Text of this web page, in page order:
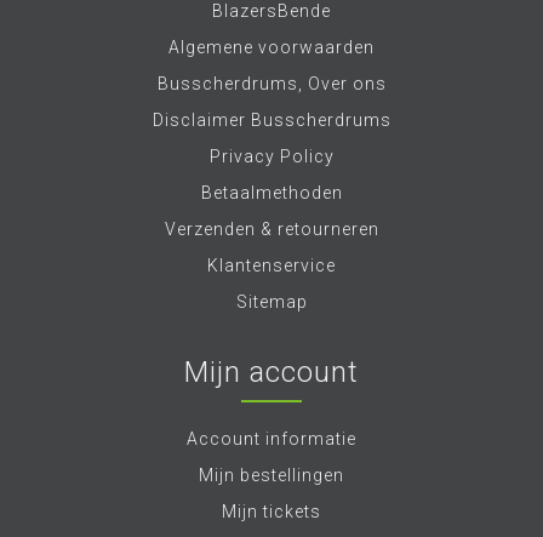
BlazersBende
Algemene voorwaarden
Busscherdrums, Over ons
Disclaimer Busscherdrums
Privacy Policy
Betaalmethoden
Verzenden & retourneren
Klantenservice
Sitemap
Mijn account
Account informatie
Mijn bestellingen
Mijn tickets